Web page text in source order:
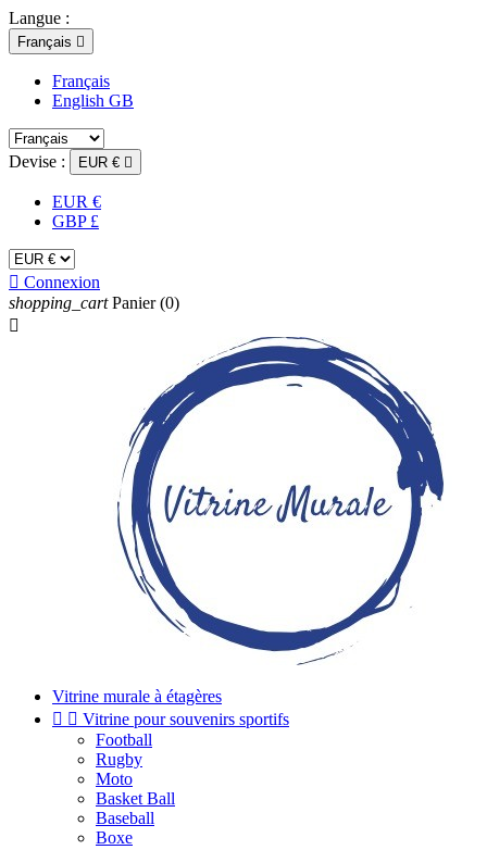
Langue :
Français 
Français
English GB
Devise : EUR € 
EUR €
GBP £
 Connexion
shopping_cart Panier (0)

Vitrine murale à étagères
  Vitrine pour souvenirs sportifs
Football
Rugby
Moto
Basket Ball
Baseball
Boxe